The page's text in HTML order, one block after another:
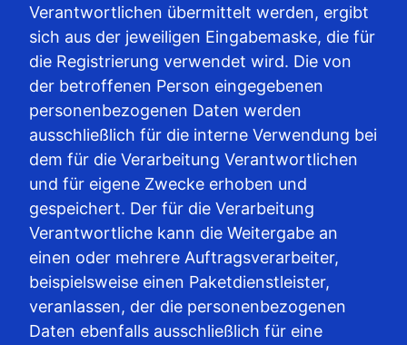
Verantwortlichen übermittelt werden, ergibt
sich aus der jeweiligen Eingabemaske, die für
die Registrierung verwendet wird. Die von
der betroffenen Person eingegebenen
personenbezogenen Daten werden
ausschließlich für die interne Verwendung bei
dem für die Verarbeitung Verantwortlichen
und für eigene Zwecke erhoben und
gespeichert. Der für die Verarbeitung
Verantwortliche kann die Weitergabe an
einen oder mehrere Auftragsverarbeiter,
beispielsweise einen Paketdienstleister,
veranlassen, der die personenbezogenen
Daten ebenfalls ausschließlich für eine